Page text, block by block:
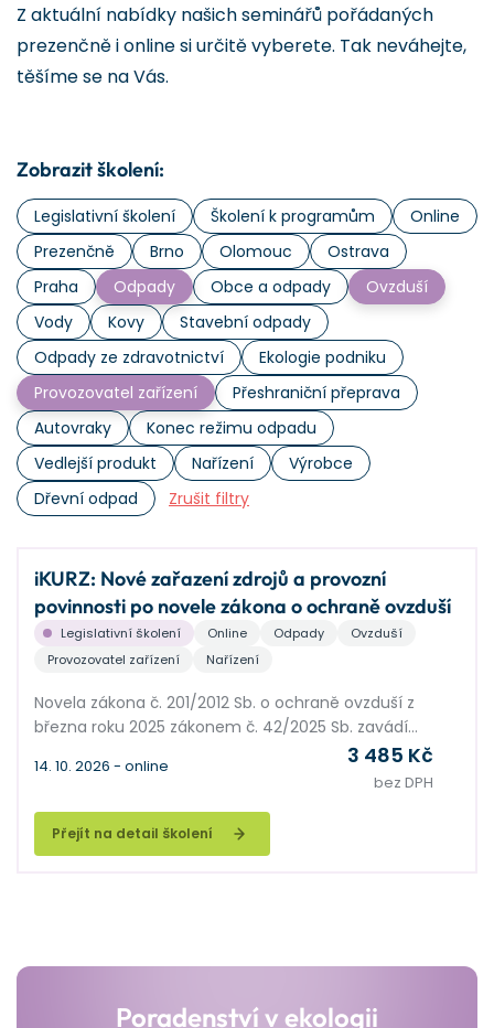
Z aktuální nabídky našich seminářů pořádaných
prezenčně i online si určitě vyberete. Tak neváhejte,
těšíme se na Vás.
Zobrazit školení:
Legislativní školení Školení k programům
Online
Prezenčně
Brno Olomouc
Ostrava
Praha
Odpady Obce a odpady
Ovzduší
Vody
Kovy
Stavební odpady
Odpady ze zdravotnictví
Ekologie podniku
Provozovatel zařízení
Přeshraniční přeprava
Autovraky
Konec režimu odpadu
Vedlejší produkt
Nařízení
Výrobce
Dřevní odpad
Zrušit filtry
iKURZ: Nové zařazení zdrojů a provozní
povinnosti po novele zákona o ochraně ovzduší
Legislativní školení Online Odpady
Ovzduší
Provozovatel zařízení
Nařízení
Novela zákona č. 201/2012 Sb. o ochraně ovzduší z
března roku 2025 zákonem č. 42/2025 Sb. zavádí
několik významných změn, které donutí velkou část
provozovatelů zdrojů přehodnotit stávající zařazení
požádat o nové rozhodnutí příslušného orgánu
ochrany ovzduší.
druhů zdrojů, nebo změny výkonových či kapacitních
Tento kurz je zaměřen na praktickou orientaci v
Přejít na detail školení
14. 10. 2026 - online 3 485 Kč
bez DPH
Poradenství v ekologii